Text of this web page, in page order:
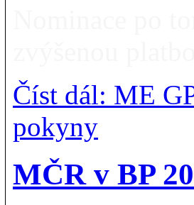
Číst dál: ME
pokyny
MČR v BP